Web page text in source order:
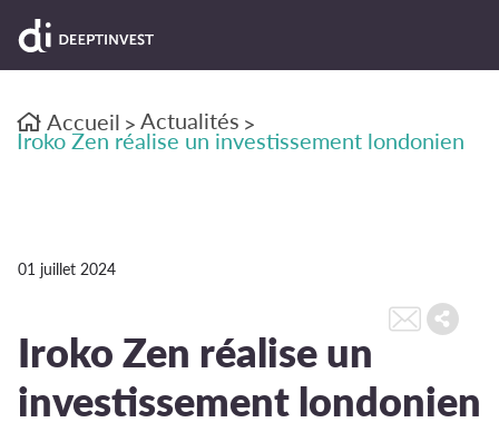
Accueil > Actualités >
Iroko Zen réalise un investissement londonien
01 juillet 2024
Iroko Zen réalise un
investissement londonien